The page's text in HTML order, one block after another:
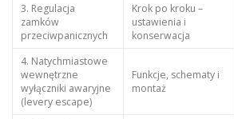
3. Regulacja
zamków
przeciwpanicznych
Krok po kroku –
ustawienia i
konserwacja
4. Natychmiastowe
wewnętrzne
wyłączniki awaryjne
(levery escape)
Funkcje, schematy i
montaż